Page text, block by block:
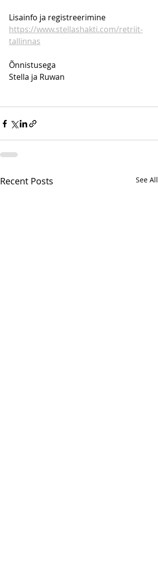
Lisainfo ja registreerimine
https://www.stellashakti.com/retriit-
tallinnas
Õnnistusega
Stella ja Ruwan
Recent Posts See All